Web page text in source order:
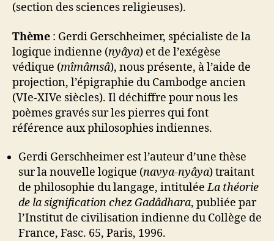
(section des sciences religieuses).
Thème : Gerdi Gerschheimer, spécialiste de la
logique indienne (nyâya) et de l’exégèse
védique (mîmâmsâ), nous présente, à l’aide de
projection, l’épigraphie du Cambodge ancien
(VIe-XIVe siècles). Il déchiffre pour nous les
poèmes gravés sur les pierres qui font
référence aux philosophies indiennes.
Gerdi Gerschheimer est l’auteur d’une thèse
sur la nouvelle logique (navya-nyâya) traitant
de philosophie du langage, intituléeLa théorie
de la signification chez Gadâdhara, publiée par
l’Institut de civilisation indienne du Collège de
France, Fasc. 65, Paris, 1996.